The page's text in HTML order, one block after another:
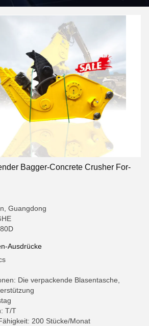
Bagger-Concrete Crusher For-
Guangdong
Ausdrücke
Die verpackende Blasentasche,
T/T
200 Stücke/Monat